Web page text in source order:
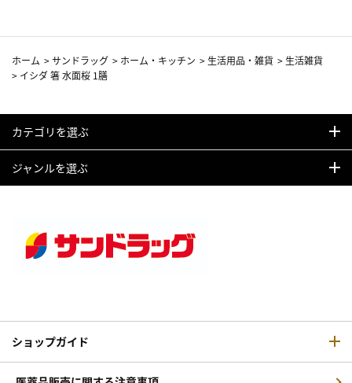
ホーム >サンドラッグ > ホーム・キッチン > 生活用品・雑貨 > 生活雑貨
> イシダ 箸 水面桜 1膳
カテゴリを選ぶ
ジャンルを選ぶ
ショップガイド